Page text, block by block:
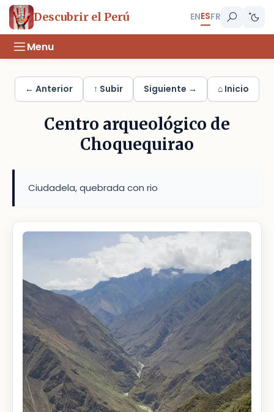
Descubrir el Perú ENESFR
Menu
← Anterior ↑ Subir Siguiente → ⌂ Inicio
Centro arqueológico de
Choquequirao
Ciudadela, quebrada con rio